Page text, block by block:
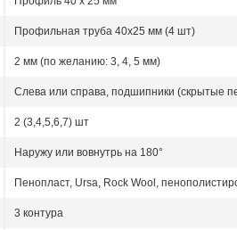
Профильная труба 40х25 мм (4 шт)
2 мм (по желанию: 3, 4, 5 мм)
Слева или справа, подшипники (скрытые
2 (3,4,5,6,7) шт
Наружу или вовнутрь на 180°
Пенопласт, Ursa, Rock Wool,
3 контура